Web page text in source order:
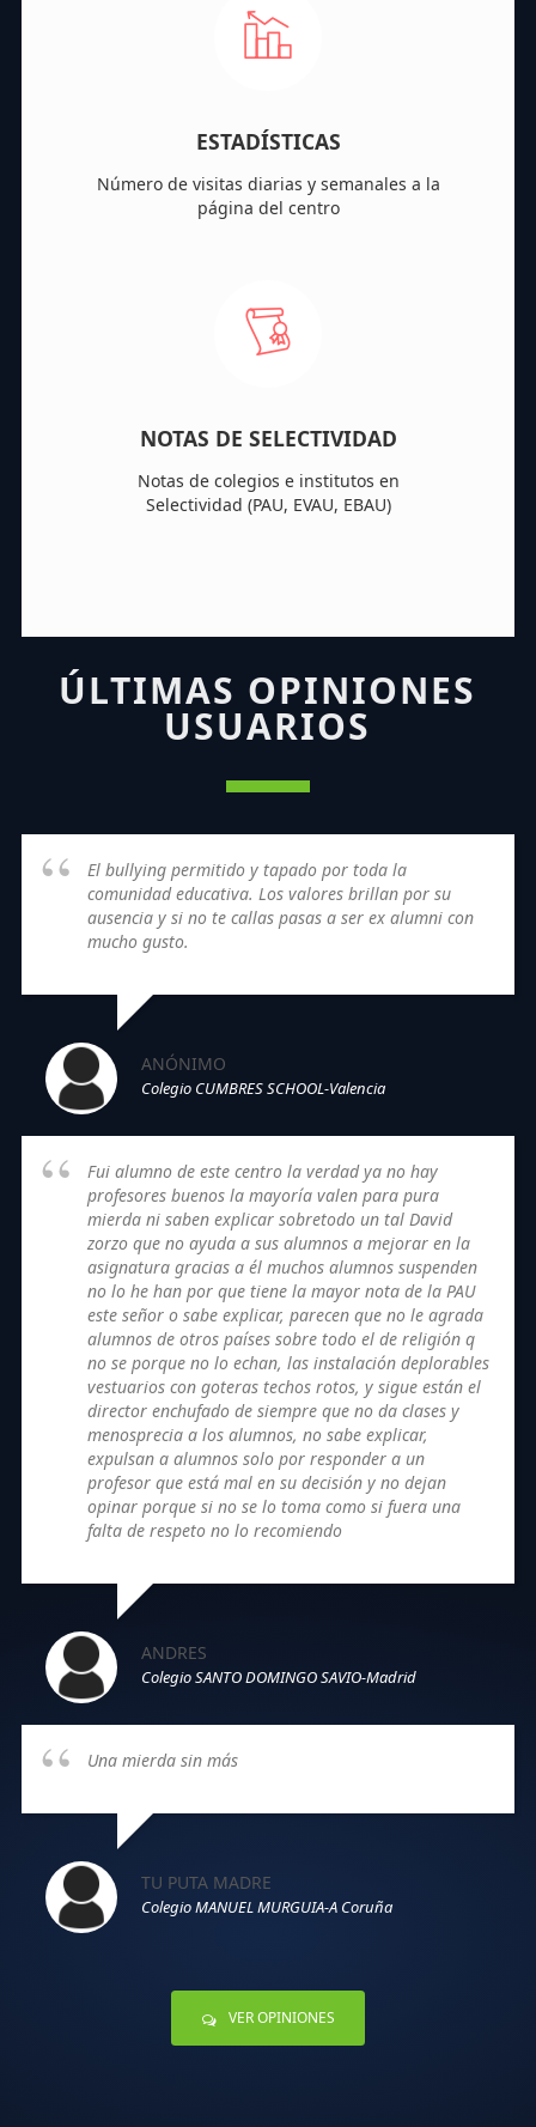
ESTADÍSTICAS
Número de visitas diarias y semanales a la
página del centro
NOTAS DE SELECTIVIDAD
Notas de colegios e institutos en
Selectividad (PAU, EVAU, EBAU)
ÚLTIMAS OPINIONES
USUARIOS
El bullying permitido y tapado por toda la
comunidad educativa. Los valores brillan por su
ausencia y si no te callas pasas a ser ex alumni con
mucho gusto.
ANÓNIMO
Colegio CUMBRES SCHOOL-Valencia
Fui alumno de este centro la verdad ya no hay
profesores buenos la mayoría valen para pura
mierda ni saben explicar sobretodo un tal David
zorzo que no ayuda a sus alumnos a mejorar en la
asignatura gracias a él muchos alumnos suspenden
no lo he han por que tiene la mayor nota de la PAU
este señor o sabe explicar, parecen que no le agrada
alumnos de otros países sobre todo el de religión q
no se porque no lo echan, las instalación deplorables
vestuarios con goteras techos rotos, y sigue están el
director enchufado de siempre que no da clases y
menosprecia a los alumnos, no sabe explicar,
expulsan a alumnos solo por responder a un
profesor que está mal en su decisión y no dejan
opinar porque si no se lo toma como si fuera una
falta de respeto no lo recomiendo
ANDRES
Colegio SANTO DOMINGO SAVIO-Madrid
Una mierda sin más
TU PUTA MADRE
Colegio MANUEL MURGUIA-A Coruña
VER OPINIONES